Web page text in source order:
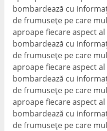
bombardează cu
de frumusețe pe care
aproape fiecare aspect
bombardează cu
de frumusețe pe care
aproape fiecare aspect
bombardează cu
de frumusețe pe care
aproape fiecare aspect
bombardează cu
de frumusețe pe care